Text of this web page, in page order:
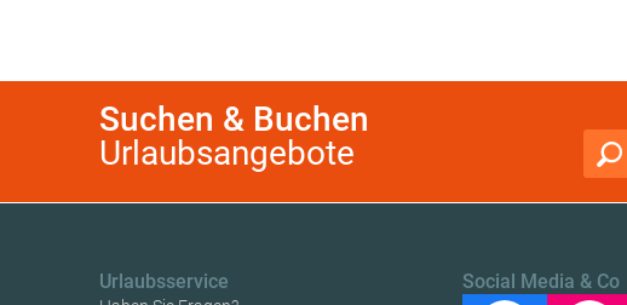
Suchen & Buchen
Urlaubsangebote
Urlaubsservice Social Media & Co